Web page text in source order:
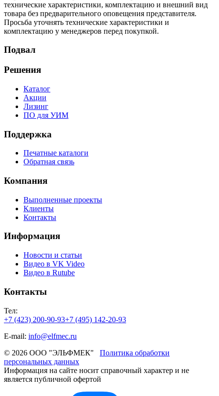
технические характеристики, комплектацию и внешний вид
товара без предварительного оповещения представителя.
Просьба уточнять технические характеристики и
комплектацию у менеджеров перед покупкой.
Подвал
Решения
Каталог
Акции
Лизинг
ПО для УИМ
Поддержка
Печатные каталоги
Обратная связь
Компания
Выполненные проекты
Клиенты
Контакты
Информация
Новости и статьи
Видео в VK Video
Видео в Rutube
Контакты
Тел:
+7 (423) 200-90-93+7 (495) 142-20-93
E-mail: info@elfmec.ru
© 2026 ООО "ЭЛЬФМЕК" Политика обработки
персональных данных
Информация на сайте носит справочный характер и не
является публичной офертой